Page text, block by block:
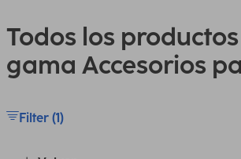
Todos los
gama Accesorios
Filter (1)